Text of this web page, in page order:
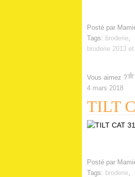
Posté par
Tags: broderie,
broderie 2013
Vous aimez ?
4 mars 2018
TILT
Posté par
Tags: broderie,